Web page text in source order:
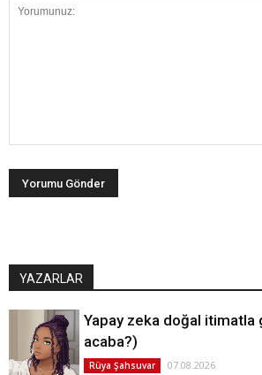
YAZARLAR
Yapay zeka doğal itimatla
acaba?)
Rüya Şahsuvar 07.08.2026